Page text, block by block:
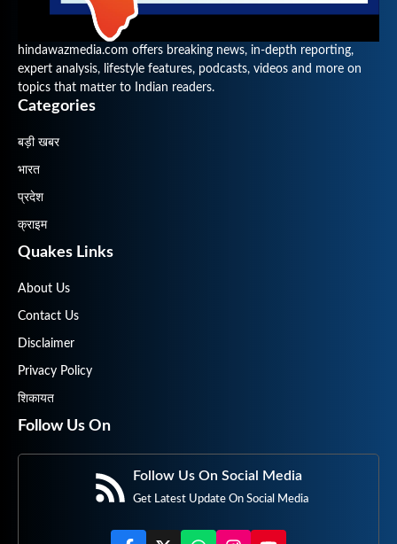
hindawazmedia.com offers breaking news, in-depth reporting,
expert analysis, lifestyle features, podcasts, videos and more on
topics that matter to Indian readers.
Categories
बड़ी खबर
भारत
प्रदेश
क्राइम
Quakes Links
About Us
Contact Us
Disclaimer
Privacy Policy
शिकायत
Follow Us On
Follow Us On Social Media
Get Latest Update On Social Media